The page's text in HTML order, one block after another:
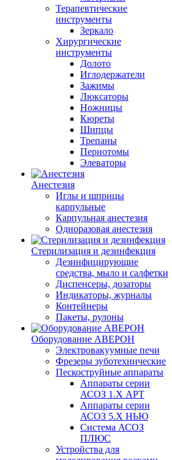
Терапевтические
инструменты
Зеркало
Хирургические
инструменты
Долото
Иглодержатели
Зажимы
Люксаторы
Ножницы
Кюреты
Шипцы
Трепаны
Периотомы
Элеваторы
Анестезия
Иглы и шприцы
карпульные
Карпульная анестезия
Одноразовая анестезия
Стерилизация и дезинфекция
Дезинфицирующие
средства, мыло и салфетки
Диспенсеры, дозаторы
Индикаторы, журналы
Контейнеры
Пакеты, рулоны
Оборудование АВЕРОН
Электровакуумные печи
Фрезеры зуботехнические
Пескоструйные аппараты
Аппараты серии
АСОЗ 1.Х АРТ
Аппараты серии
АСОЗ 5.Х НЬЮ
Система АСОЗ
ПЛЮС
Устройства для